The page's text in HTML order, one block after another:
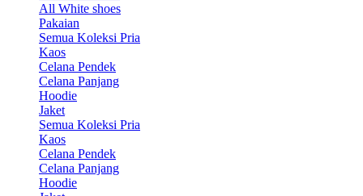
All White shoes
Pakaian
Semua Koleksi Pria
Kaos
Celana Pendek
Celana Panjang
Hoodie
Jaket
Semua Koleksi Pria
Kaos
Celana Pendek
Celana Panjang
Hoodie